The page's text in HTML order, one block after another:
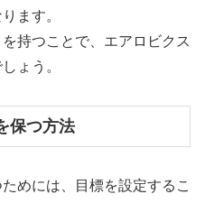
ます。
持つことで、エアロビクス
ょう。
保つ方法
めには、目標を設定するこ